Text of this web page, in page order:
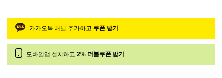
카카오톡 채널 추가하고 쿠폰 받기
모바일앱 설치하고 2% 더블쿠폰 받기